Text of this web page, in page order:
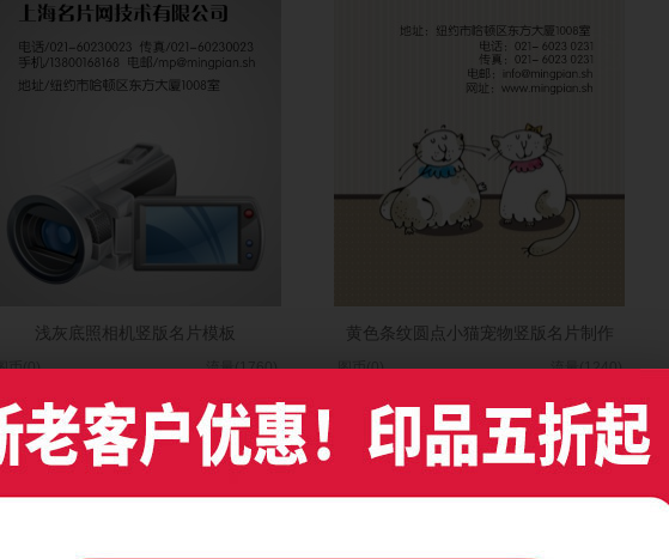
浅灰底照相机竖版名片模板
币(0) 流量(1760)
黄色条纹圆点小猫宠物竖版名片制作
图币(0) 流量(1240)